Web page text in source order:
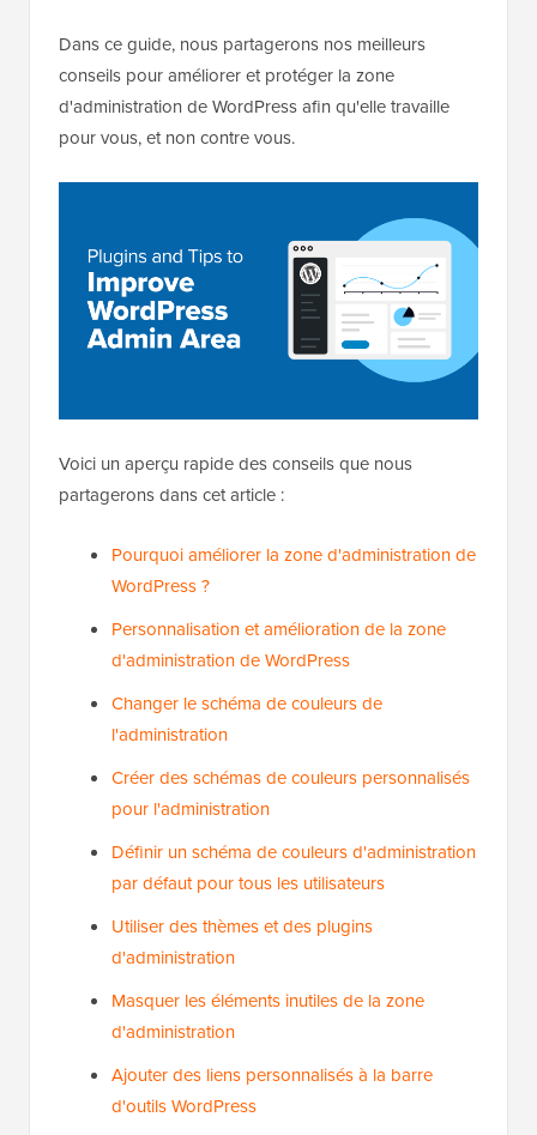
Dans ce guide, nous partagerons nos meilleurs
conseils pour améliorer et protéger la zone
d'administration de WordPress afin qu'elle travaille
pour vous, et non contre vous.
Voici un aperçu rapide des conseils que nous
partagerons dans cet article :
Pourquoi améliorer la zone d'administration de
WordPress ?
Personnalisation et amélioration de la zone
d'administration de WordPress
Changer le schéma de couleurs de
l'administration
Créer des schémas de couleurs personnalisés
pour l'administration
Définir un schéma de couleurs d'administration
par défaut pour tous les utilisateurs
Utiliser des thèmes et des plugins
d'administration
Masquer les éléments inutiles de la zone
d'administration
Ajouter des liens personnalisés à la barre
d'outils WordPress